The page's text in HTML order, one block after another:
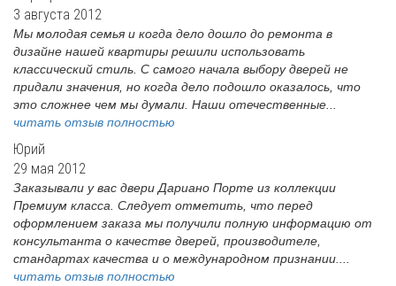
3 августа 2012
Мы молодая семья и когда дело дошло до ремонта в
дизайне нашей квартиры решили использовать
классический стиль. С самого начала выбору дверей не
придали значения, но когда дело подошло оказалось, что
это сложнее чем мы думали. Наши отечественные...
читать отзыв полностью
Юрий
29 мая 2012
Заказывали у вас двери Дариано Порте из коллекции
Премиум класса. Следует отметить, что перед
оформлением заказа мы получили полную информацию от
консультанта о качестве дверей, производителе,
стандартах качества и о международном признании....
читать отзыв полностью